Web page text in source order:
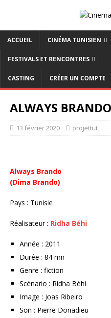
ACCUEIL CINÉMA TUNISIEN
FESTIVALS ET RENCONTRES
CASTING CRÉER UN COMPTE
ALWAYS BRANDO
13 février 2020 projettut
Always Brando
(Dima Brando)
Pays : Tunisie
Réalisateur : Ridha Béhi
Année : 2011
Durée : 84 mn
Genre : fiction
Scénario : Ridha Béhi
Image : Joas Ribeiro
Son : Pierre Donadieu